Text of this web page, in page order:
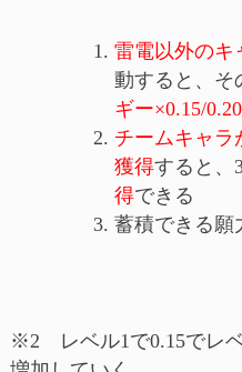
雷電以外のキ
動すると、そ
ギー×0.15/
チームキャラ
獲得すると、
得できる
蓄積できる願
※2 レベル1で0.15でレ